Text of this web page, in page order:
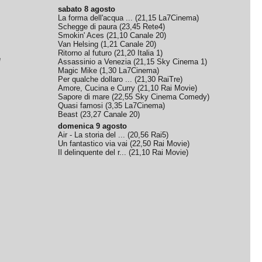
sabato 8 agosto
La forma dell'acqua ... (21,15 La7Cinema)
Schegge di paura(23,45 Rete4)
Smokin' Aces (21,10 Canale 20)
Van Helsing (1,21 Canale 20)
Ritorno al futuro (21,20 Italia 1)
Assassinio a Venezia(21,15 Sky Cinema 1)
Magic Mike (1,30 La7Cinema)
Per qualche dollaro ... (21,30 RaiTre)
Amore, Cucina e Curry (21,10 Rai Movie)
Sapore di mare (22,55 Sky Cinema Comedy)
Quasi famosi (3,35 La7Cinema)
Beast (23,27 Canale 20)
domenica 9 agosto
Air - La storia del ... (20,56 Rai5)
Un fantastico via vai (22,50 Rai Movie)
Il delinquente del r... (21,10 Rai Movie)